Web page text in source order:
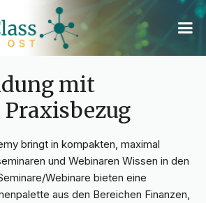
mit
bringt in kompakten, maximal
und Webinaren Wissen in den
Webinare bieten eine
aus den Bereichen Finanzen,